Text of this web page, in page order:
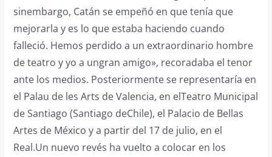
sinembargo, Catán se empeñó en que tenía que
mejorarla y es lo que estaba haciendo cuando
falleció. Hemos perdido a un extraordinario hombre
de teatro y yo a ungran amigo», recoradaba el tenor
ante los medios. Posteriormente se representaría en
el Palau de les Arts de Valencia, en elTeatro Municipal
de Santiago (Santiago deChile), el Palacio de Bellas
Artes de México y a partir del 17 de julio, en el
Real.Un nuevo revés ha vuelto a colocar en los